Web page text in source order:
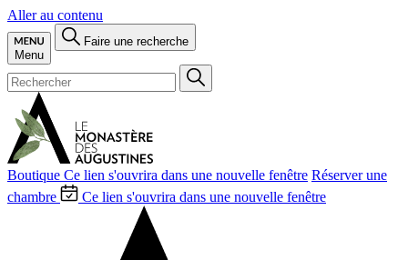
Aller au contenu
Menu
Faire une recherche
Boutique Ce lien s'ouvrira dans une nouvelle fenêtre Réserver une
chambre
Ce lien s'ouvrira dans une nouvelle fenêtre